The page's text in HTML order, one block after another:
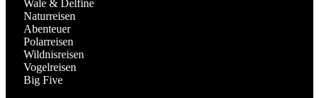
Wale & Delfine
Naturreisen
Abenteuer
Polarreisen
Wildnisreisen
Vogelreisen
Big Five